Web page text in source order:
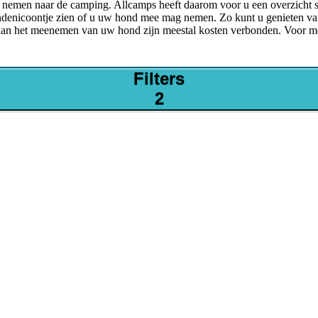
naar de camping. Allcamps heeft daarom voor u een
zien of u uw hond mee mag nemen. Zo kunt u genieten
het meenemen van uw hond zijn meestal kosten verbonden. Voor
Filters
2